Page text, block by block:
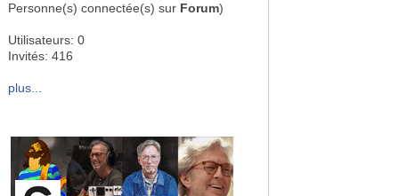
Personne(s) connectée(s) sur Forum)
Utilisateurs: 0
Invités: 416
plus...